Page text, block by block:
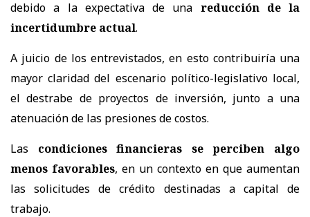
debido a la expectativa de una reducción de la
incertidumbre actual.
A juicio de los entrevistados, en esto contribuiría una
mayor claridad del escenario político-legislativo local,
el destrabe de proyectos de inversión, junto a una
atenuación de las presiones de costos.
Las condiciones financieras se perciben algo
menos favorables, en un contexto en que aumentan
las solicitudes de crédito destinadas a capital de
trabajo.